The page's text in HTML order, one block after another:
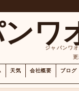
ワ
ジャパンワ
天気 会社概要 ブログ